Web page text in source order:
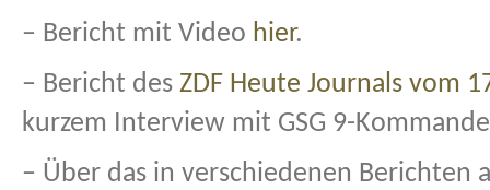
– Bericht mit Video hier.
– Bericht des ZDF Heute Journals vom
kurzem Interview mit GSG 9-
– Über das in verschiedenen Berichten